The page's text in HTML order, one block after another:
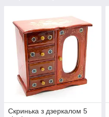
Скринька з дзеркалом 5